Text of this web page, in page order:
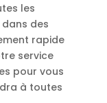
les
des
rapide
service
pour vous
à toutes